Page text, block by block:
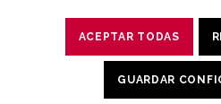
linkedinyoutube
ACEPTAR TODAS
GUARDAR